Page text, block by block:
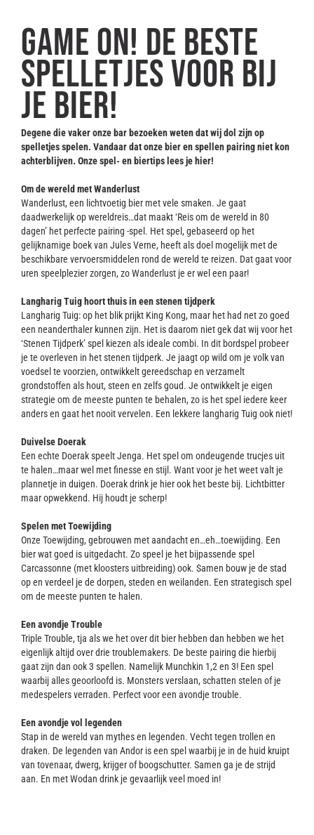
Game on! De beste
spelletjes voor bij
je bier!
Degene die vaker onze bar bezoeken weten dat wij dol zijn op
spelletjes spelen. Vandaar dat onze bier en spellen pairing niet kon
achterblijven. Onze spel- en biertips lees je hier!
Om de wereld met Wanderlust
Wanderlust, een lichtvoetig bier met vele smaken. Je gaat
daadwerkelijk op wereldreis…dat maakt ‘Reis om de wereld in 80
dagen’ het perfecte pairing -spel. Het spel, gebaseerd op het
gelijknamige boek van Jules Verne, heeft als doel mogelijk met de
beschikbare vervoersmiddelen rond de wereld te reizen. Dat gaat voor
uren speelplezier zorgen, zo Wanderlust je er wel een paar!
Langharig Tuig hoort thuis in een stenen tijdperk
Langharig Tuig: op het blik prijkt King Kong, maar het had net zo goed
een neanderthaler kunnen zijn. Het is daarom niet gek dat wij voor het
‘Stenen Tijdperk’ spel kiezen als ideale combi. In dit bordspel probeer
je te overleven in het stenen tijdperk. Je jaagt op wild om je volk van
voedsel te voorzien, ontwikkelt gereedschap en verzamelt
grondstoffen als hout, steen en zelfs goud. Je ontwikkelt je eigen
strategie om de meeste punten te behalen, zo is het spel iedere keer
anders en gaat het nooit vervelen. Een lekkere langharig Tuig ook niet!
Duivelse Doerak
Een echte Doerak speelt Jenga. Het spel om ondeugende trucjes uit
te halen…maar wel met finesse en stijl. Want voor je het weet valt je
plannetje in duigen. Doerak drink je hier ook het beste bij. Lichtbitter
maar opwekkend. Hij houdt je scherp!
Spelen met Toewijding
Onze Toewijding, gebrouwen met aandacht en…eh…toewijding. Een
bier wat goed is uitgedacht. Zo speel je het bijpassende spel
Carcassonne (met kloosters uitbreiding) ook. Samen bouw je de stad
op en verdeel je de dorpen, steden en weilanden. Een strategisch spel
om de meeste punten te halen.
Een avondje Trouble
Triple Trouble, tja als we het over dit bier hebben dan hebben we het
eigenlijk altijd over drie troublemakers. De beste pairing die hierbij
gaat zijn dan ook 3 spellen. Namelijk Munchkin 1,2 en 3! Een spel
waarbij alles geoorloofd is. Monsters verslaan, schatten stelen of je
medespelers verraden. Perfect voor een avondje trouble.
Een avondje vol legenden
Stap in de wereld van mythes en legenden. Vecht tegen trollen en
draken. De legenden van Andor is een spel waarbij je in de huid kruipt
van tovenaar, dwerg, krijger of boogschutter. Samen ga je de strijd
aan. En met Wodan drink je gevaarlijk veel moed in!